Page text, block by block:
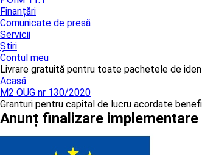
Finanțări
Comunicate de presă
Servicii
Știri
Contul meu
Livrare gratuită pentru toate pachetele de
Acasă
M2 OUG nr 130/2020
Granturi pentru capital de lucru acordate
Anunț finalizare